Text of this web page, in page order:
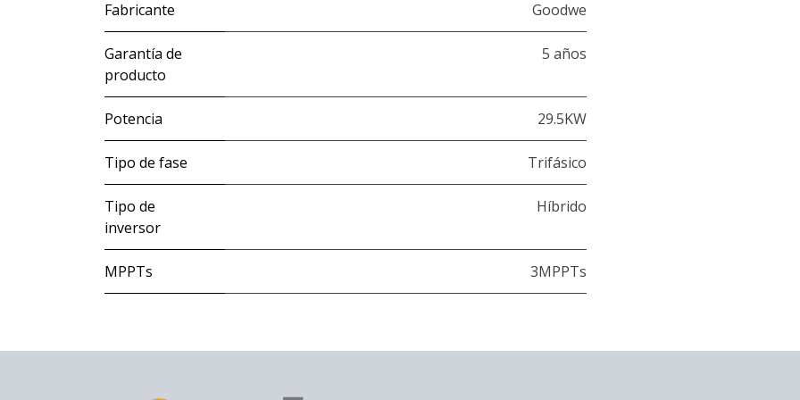
Fabricante Goodwe
Garantía de
producto
5 años
Potencia 29.5KW
Tipo de fase Trifásico
Tipo de
inversor
Híbrido
MPPTs 3MPPTs